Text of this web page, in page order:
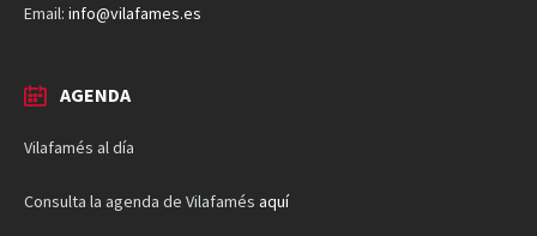
Email: info@vilafames.es
AGENDA
Vilafamés al día
Consulta la agenda de Vilafamés aquí